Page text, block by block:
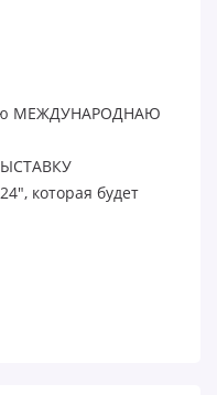
ю МЕЖДУНАРОДНАЮ
которая будет